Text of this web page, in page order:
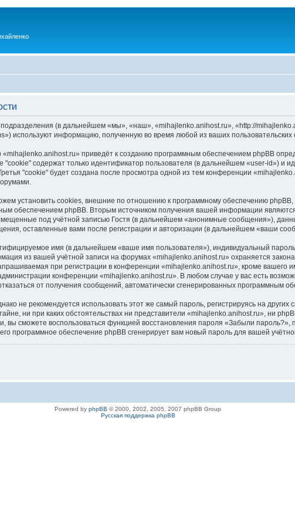
(в дальнейшем «мы», «наш», «mihajlenko.anihost.ru», «http://
используют информацию, полученную во время любой из ваших
приведёт к созданию программным обеспечением phpBB
содержат только идентификатор пользователя (в дальнейшем «user-id») и
"cookie" будет создана после просмотра одной из тем конференции
установить cookies, внешние по отношению к программному обеспечению phpBB,
обеспечением phpBB. Вторым источником получения вашей информации
под учётной записью Гостя (в дальнейшем «анонимные сообщения»),
оставленные вами после регистрации и авторизации (в дальнейшем «ваши
имя (в дальнейшем «ваше имя пользователя»), индивидуальный
из вашей учётной записи на форумах «mihajlenko.anihost.ru» охраняется
при регистрации в конференции «mihajlenko.anihost.ru», кроме вашего
конференции «mihajlenko.anihost.ru». В любом случае у вас есть
от получения сообщений, автоматически сгенерированных программным
не рекомендуется использовать этот же самый пароль, регистрируясь на других
ни при каких обстоятельствах ни представители «mihajlenko.anihost.ru», ни
вы сможете воспользоваться функцией восстановления пароля «Забыли
программное обеспечение phpBB сгенерирует вам новый пароль для вашей
Powered by phpBB © 2000, 2002, 2005, 2007 phpBB Group
Русская поддержка phpBB